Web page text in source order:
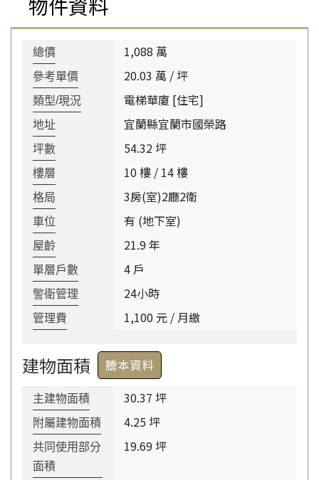
物件資料
總價 1,088 萬
參考單價 20.03 萬 / 坪
類型/現況 電梯華廈 [住宅]
地址 宜蘭縣宜蘭市國榮路
坪數 54.32 坪
樓層 10 樓 / 14 樓
格局 3房(室)2廳2衛
車位 有 (地下室)
屋齡 21.9 年
單層戶數 4 戶
警衛管理 24小時
管理費 1,100 元 / 月繳
建物面積 謄本資料
主建物面積 30.37 坪
附屬建物面積 4.25 坪
共同使用部分
面積
19.69 坪